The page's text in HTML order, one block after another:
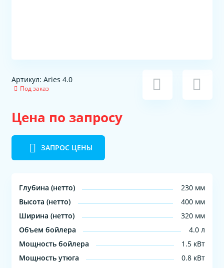
Артикул: Aries 4.0
Под заказ
Цена по запросу
ЗАПРОС ЦЕНЫ
Глубина (нетто)
230 мм
Высота (нетто)
400 мм
Ширина (нетто)
320 мм
Объем бойлера
4.0 л
Мощность бойлера
1.5 кВт
Мощность утюга
0.8 кВт